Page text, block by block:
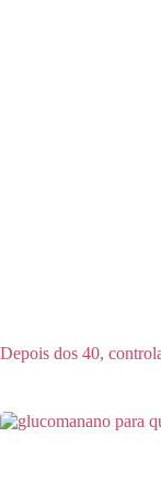
Depois dos 40,